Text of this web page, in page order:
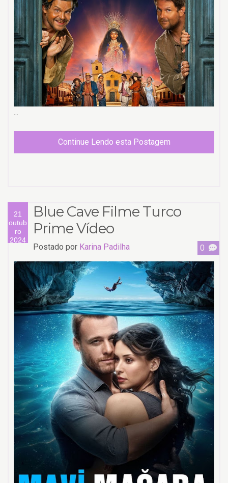
Continue Lendo esta Postagem
21
outub
ro
2024
Blue Cave Filme Turco
Prime Vídeo
Postado por Karina Padilha 0